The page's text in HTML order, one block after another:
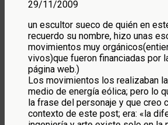
29/11/2009
un escultor sueco de quién en
recuerdo su nombre, hizo unas
movimientos muy
vivos)que fueron financiadas por
página web.)
Los movimientos los realizaban
medio de energía eólica; pero lo
la frase del personaje y que creo
contexto de este post; era: «la